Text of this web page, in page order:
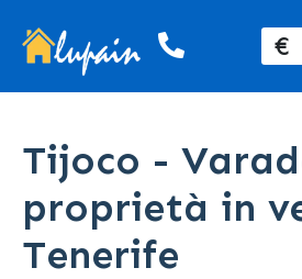
€
Tijoco -
proprietà in
Tenerife